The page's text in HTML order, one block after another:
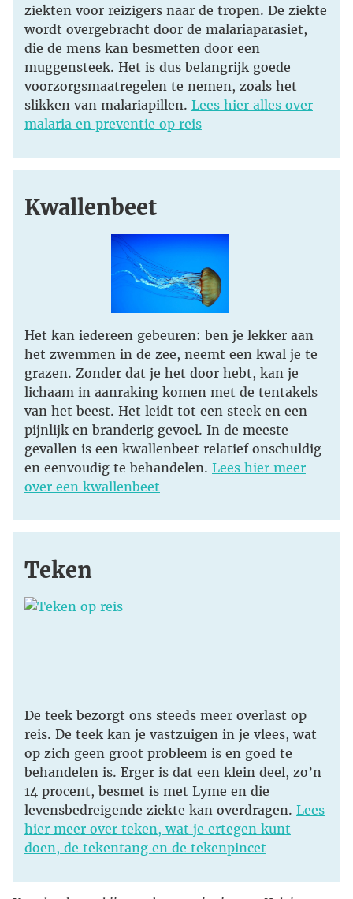
ziekten voor reizigers naar de tropen. De ziekte
wordt overgebracht door de malariaparasiet,
die de mens kan besmetten door een
muggensteek. Het is dus belangrijk goede
voorzorgsmaatregelen te nemen, zoals het
slikken van malariapillen. Lees hier alles over
malaria en preventie op reis
Kwallenbeet
Het kan iedereen gebeuren: ben je lekker aan
het zwemmen in de zee, neemt een kwal je te
grazen. Zonder dat je het door hebt, kan je
lichaam in aanraking komen met de tentakels
van het beest. Het leidt tot een steek en een
pijnlijk en branderig gevoel. In de meeste
gevallen is een kwallenbeet relatief onschuldig
en eenvoudig te behandelen. Lees hier meer
over een kwallenbeet
Teken
De teek bezorgt ons steeds meer overlast op
reis. De teek kan je vastzuigen in je vlees, wat
op zich geen groot probleem is en goed te
behandelen is. Erger is dat een klein deel, zo’n
14 procent, besmet is met Lyme en die
levensbedreigende ziekte kan overdragen. Lees
hier meer over teken, wat je ertegen kunt
doen, de tekentang en de tekenpincet